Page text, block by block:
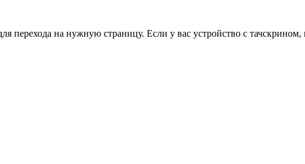
перехода на нужную страницу. Если у вас устройство с